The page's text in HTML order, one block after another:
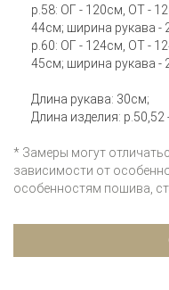
р.58: ОГ - 120см, ОТ -
44см; ширина рукава -
р.60: ОГ - 124см, ОТ -
45см; ширина рукава -
Длина рукава: 30см;
Длина изделия: р.50,52
* Замеры могут
зависимости от
особенностям пошива,